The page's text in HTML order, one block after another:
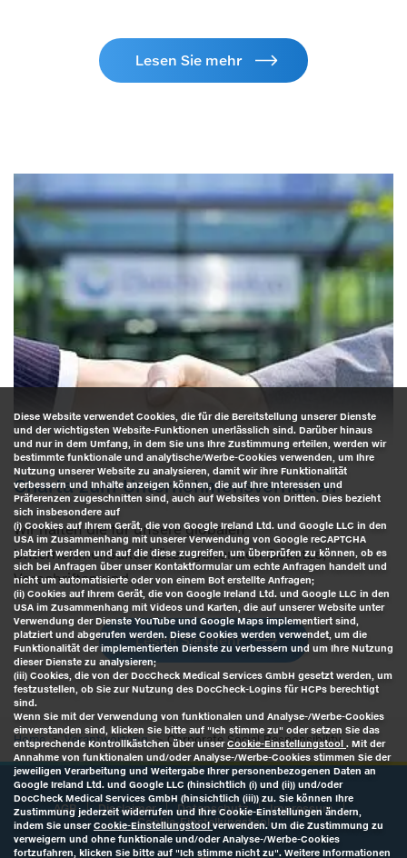
Lesen Sie mehr
Charta zum Unternehmensverhalten
Wir halten die für unsere globalen
Unternehmensaktivitäten geltenden Gesetze,
Vorschriften und…
Lesen Sie mehr
Home Verantwortung Corporate Social Responsibility
AGB Disclaimer Datenschutz
Impressum
Cookie-Einstellungstool
Diese Website verwendet Cookies, die für die Bereitstellung unserer Dienste
und der wichtigsten Website-Funktionen unerlässlich sind. Darüber hinaus
und nur in dem Umfang, in dem Sie uns Ihre Zustimmung erteilen, werden wir
bestimmte funktionale und analytische/Werbe-Cookies verwenden, um Ihre
Nutzung unserer Website zu analysieren, damit wir ihre Funktionalität
verbessern und Inhalte anzeigen können, die auf Ihre Interessen und
Präferenzen zugeschnitten sind, auch auf Websites von Dritten. Dies bezieht
sich insbesondere auf
(i) Cookies auf Ihrem Gerät, die von Google Ireland Ltd. und Google LLC in den
USA im Zusammenhang mit unserer Verwendung von Google reCAPTCHA
platziert werden und auf die diese zugreifen, um überprüfen zu können, ob es
sich bei Anfragen über unser Kontaktformular um echte Anfragen handelt und
nicht um automatisierte oder von einem Bot erstellte Anfragen;
(ii) Cookies auf Ihrem Gerät, die von Google Ireland Ltd. und Google LLC in den
USA im Zusammenhang mit Videos und Karten, die auf unserer Website unter
Verwendung der Dienste YouTube und Google Maps implementiert sind,
platziert und abgerufen werden. Diese Cookies werden verwendet, um die
Funktionalität der implementierten Dienste zu verbessern und um Ihre Nutzung
dieser Dienste zu analysieren;
(iii) Cookies, die von der DocCheck Medical Services GmbH gesetzt werden, um
festzustellen, ob Sie zur Nutzung des DocCheck-Logins für HCPs berechtigt
sind.
Wenn Sie mit der Verwendung von funktionalen und Analyse-/Werbe-Cookies
einverstanden sind, klicken Sie bitte auf "Ich stimme zu" oder setzen Sie das
entsprechende Kontrollkästchen über unserCookie-Einstellungstool . Mit der
Annahme von funktionalen und/oder Analyse-/Werbe-Cookies stimmen Sie der
jeweiligen Verarbeitung und Weitergabe Ihrer personenbezogenen Daten an
Google Ireland Ltd. und Google LLC (hinsichtlich (i) und (ii)) und/oder
DocCheck Medical Services GmbH (hinsichtlich (iii)) zu. Sie können Ihre
Zustimmung jederzeit widerrufen und Ihre Cookie-Einstellungen ändern,
indem Sie unserCookie-Einstellungstoolverwenden. Um die Zustimmung zu
verweigern und ohne funktionale und/oder Analyse-/Werbe-Cookies
fortzufahren, klicken Sie bitte auf "Ich stimme nicht zu". Weitere Informationen